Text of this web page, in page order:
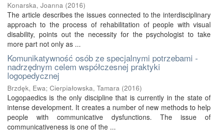
Konarska, Joanna (2016)
The article describes the issues connected to the interdisciplinary
approach to the process of rehabilitation of people with visual
disability, points out the necessity for the psychologist to take
more part not only as ...
Komunikatywność osób ze specjalnymi potrzebami -
nadrzędnym celem współczesnej praktyki
logopedycznej
Brzdęk, Ewa; Cierpiałowska, Tamara (2016)
Logopaedics is the only discipline that is currently in the state of
intense development. It creates a number of new methods to help
people with communicative dysfunctions. The issue of
communicativeness is one of the ...